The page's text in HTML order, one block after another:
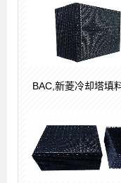
BAC,新菱冷却塔填